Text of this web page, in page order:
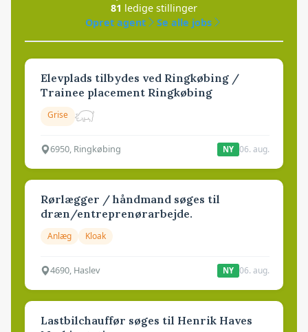
81 ledige stillinger
Opret agent
Se alle jobs
Elevplads tilbydes ved Ringkøbing /
Trainee placement Ringkøbing
Grise
6950, Ringkøbing NY 06. aug.
Rørlægger / håndmand søges til
dræn/entreprenørarbejde.
Anlæg Kloak
4690, Haslev NY 06. aug.
Lastbilchauffør søges til Henrik Haves